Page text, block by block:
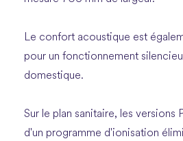
Le confort acoustique est
pour un fonctionnement
domestique.
Sur le plan sanitaire, les versions
d'un programme d'ionisation